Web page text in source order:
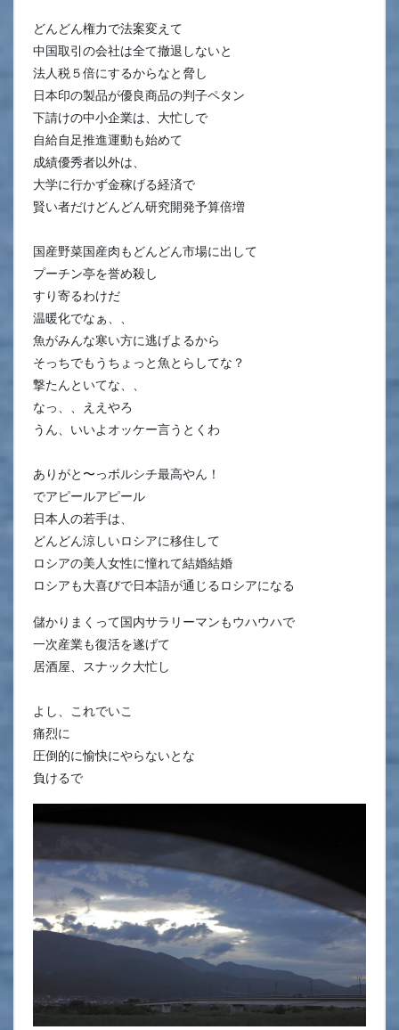
どんどん権力で法案変えて
中国取引の会社は全て撤退しないと
法人税５倍にするからなと脅し
日本印の製品が優良商品の判子ペタン
下請けの中小企業は、大忙しで
自給自足推進運動も始めて
成績優秀者以外は、
大学に行かず金稼げる経済で
賢い者だけどんどん研究開発予算倍増
国産野菜国産肉もどんどん市場に出して
プーチン亭を誉め殺し
すり寄るわけだ
温暖化でなぁ、、
魚がみんな寒い方に逃げよるから
そっちでもうちょっと魚とらしてな？
撃たんといてな、、
なっ、、ええやろ
うん、いいよオッケー言うとくわ
ありがと〜っボルシチ最高やん！
でアピールアピール
日本人の若手は、
どんどん涼しいロシアに移住して
ロシアの美人女性に憧れて結婚結婚
ロシアも大喜びで日本語が通じるロシアになる
儲かりまくって国内サラリーマンもウハウハで
一次産業も復活を遂げて
居酒屋、スナック大忙し
よし、これでいこ
痛烈に
圧倒的に愉快にやらないとな
負けるで